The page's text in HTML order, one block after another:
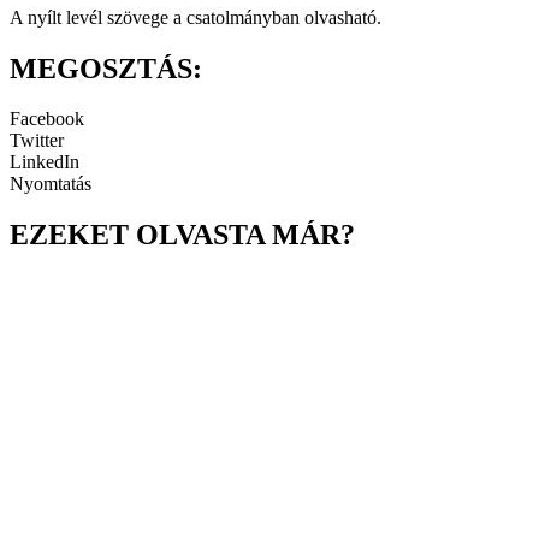
A nyílt levél szövege a csatolmányban olvasható.
MEGOSZTÁS:
Facebook
Twitter
LinkedIn
Nyomtatás
EZEKET OLVASTA MÁR?